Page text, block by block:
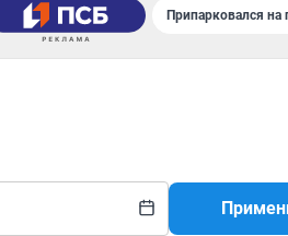
Припарковался на